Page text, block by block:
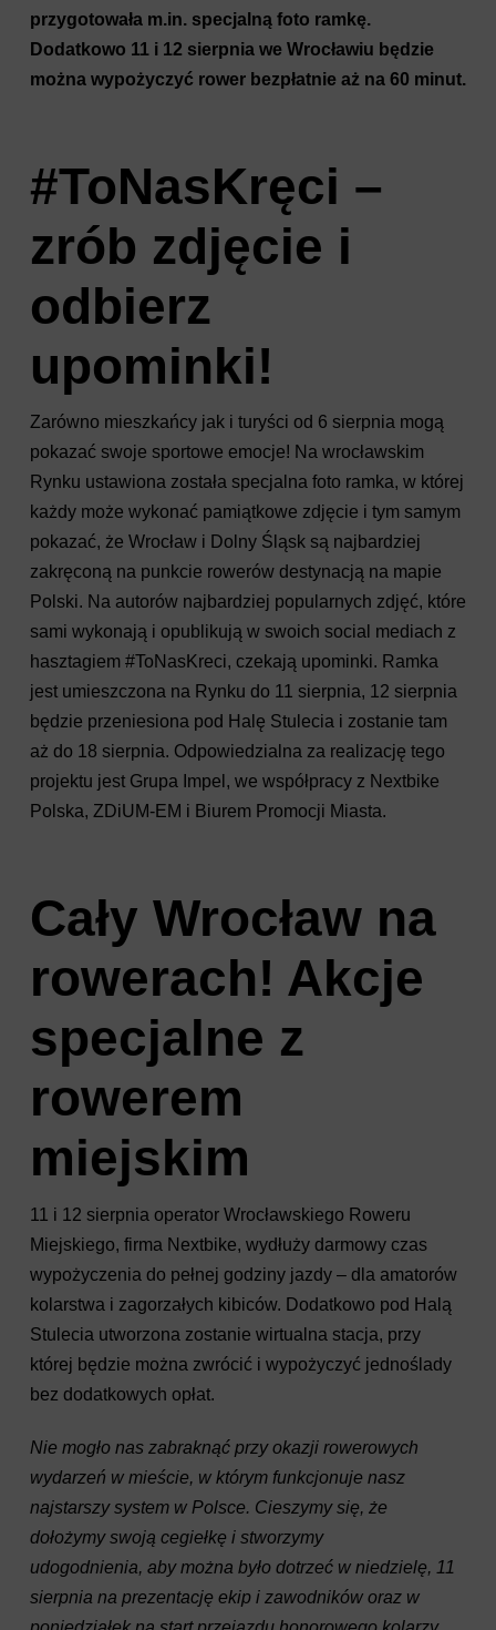
przygotowała m.in. specjalną foto ramkę.
Dodatkowo 11 i 12 sierpnia we Wrocławiu będzie
można wypożyczyć rower bezpłatnie aż na 60 minut.
#ToNasKręci –
zrób zdjęcie i
odbierz
upominki!
Zarówno mieszkańcy jak i turyści od 6 sierpnia mogą
pokazać swoje sportowe emocje! Na wrocławskim
Rynku ustawiona została specjalna foto ramka, w której
każdy może wykonać pamiątkowe zdjęcie i tym samym
pokazać, że Wrocław i Dolny Śląsk są najbardziej
zakręconą na punkcie rowerów destynacją na mapie
Polski. Na autorów najbardziej popularnych zdjęć, które
sami wykonają i opublikują w swoich social mediach z
hasztagiem #ToNasKreci, czekają upominki. Ramka
jest umieszczona na Rynku do 11 sierpnia, 12 sierpnia
będzie przeniesiona pod Halę Stulecia i zostanie tam
aż do 18 sierpnia. Odpowiedzialna za realizację tego
projektu jest Grupa Impel, we współpracy z Nextbike
Polska, ZDiUM-EM i Biurem Promocji Miasta.
Cały Wrocław na
rowerach! Akcje
specjalne z
rowerem
miejskim
11 i 12 sierpnia operator Wrocławskiego Roweru
Miejskiego, firma Nextbike, wydłuży darmowy czas
wypożyczenia do pełnej godziny jazdy – dla amatorów
kolarstwa i zagorzałych kibiców. Dodatkowo pod Halą
Stulecia utworzona zostanie wirtualna stacja, przy
której będzie można zwrócić i wypożyczyć jednoślady
bez dodatkowych opłat.
Nie mogło nas zabraknąć przy okazji rowerowych
wydarzeń w mieście, w którym funkcjonuje nasz
najstarszy system w Polsce. Cieszymy się, że
dołożymy swoją cegiełkę i stworzymy
udogodnienia, aby można było dotrzeć w niedzielę, 11
sierpnia na prezentację ekip i zawodników oraz w